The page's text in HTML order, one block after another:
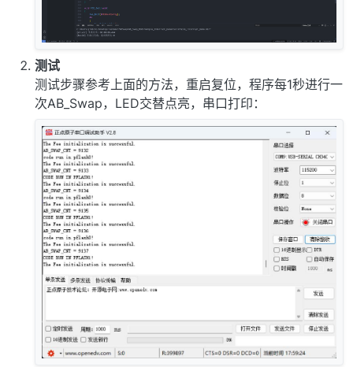
测试
测试步骤参考上面的方法，重启复位，程序每1秒进行一
次AB_Swap，LED交替点亮，串口打印：